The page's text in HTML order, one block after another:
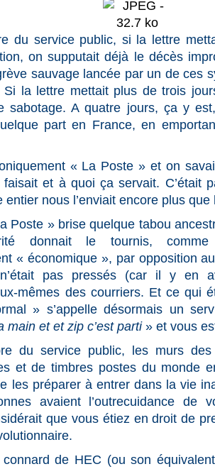
du service public, si la lettre
on supputait déjà le décès
sauvage lancée par un de ces
Si la lettre mettait plus de trois
sabotage. A quatre jours, ça y
part en France, en
« La Poste » et on
faisait et à quoi ça servait. C’était
entier nous l’enviait encore plus
Poste » brise quelque tabou
donnait le tournis, comme
« économique », par opposition
pas pressés (car il y en
mêmes des courriers. Et ce qui
» s’appelle désormais un
main et et zip c’est parti» et vous
du service public, les murs
et de timbres postes du monde
les préparer à entrer dans la vie
avaient l’outrecuidance de
que vous étiez en droit de
de HEC (ou son